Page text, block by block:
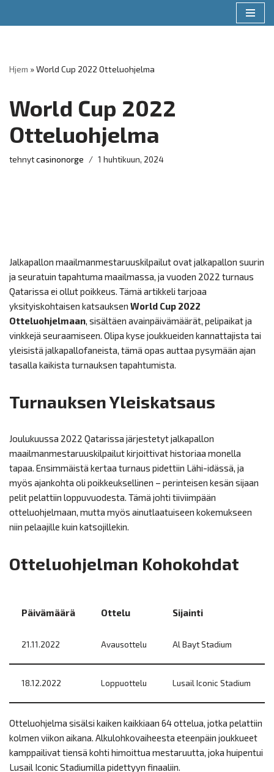
Hjem »World Cup 2022 Otteluohjelma
World Cup 2022
Otteluohjelma
tehnytcasinonorge 1 huhtikuun, 2024
Jalkapallon maailmanmestaruuskilpailut ovat jalkapallon suurin
ja seuratuin tapahtuma maailmassa, ja vuoden 2022 turnaus
Qatarissa ei ollut poikkeus. Tämä artikkeli tarjoaa
yksityiskohtaisen katsauksen World Cup 2022
Otteluohjelmaan, sisältäen avainpäivämäärät, pelipaikat ja
vinkkejä seuraamiseen. Olipa kyse joukkueiden kannattajista tai
yleisistä jalkapallofaneista, tämä opas auttaa pysymään ajan
tasalla kaikista turnauksen tapahtumista.
Turnauksen Yleiskatsaus
Joulukuussa 2022 Qatarissa järjestetyt jalkapallon
maailmanmestaruuskilpailut kirjoittivat historiaa monella
tapaa. Ensimmäistä kertaa turnaus pidettiin Lähi-idässä, ja
myös ajankohta oli poikkeuksellinen – perinteisen kesän sijaan
pelit pelattiin loppuvuodesta. Tämä johti tiiviimpään
otteluohjelmaan, mutta myös ainutlaatuiseen kokemukseen
niin pelaajille kuin katsojillekin.
Otteluohjelman Kohokohdat
Päivämäärä Ottelu Sijainti
21.11.2022 Avausottelu Al Bayt Stadium
18.12.2022 Loppuottelu Lusail Iconic Stadium
Otteluohjelma sisälsi kaiken kaikkiaan 64 ottelua, jotka pelattiin
kolmen viikon aikana. Alkulohkovaiheesta eteenpäin joukkueet
kamppailivat tiensä kohti himoittua mestaruutta, joka huipentui
Lusail Iconic Stadiumilla pidettyyn finaaliin.